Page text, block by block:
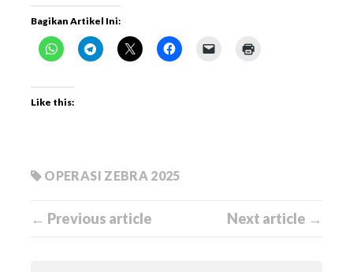
Bagikan Artikel Ini:
Like this:
OPERASI ZEBRA 2025
← Previous article Next article →